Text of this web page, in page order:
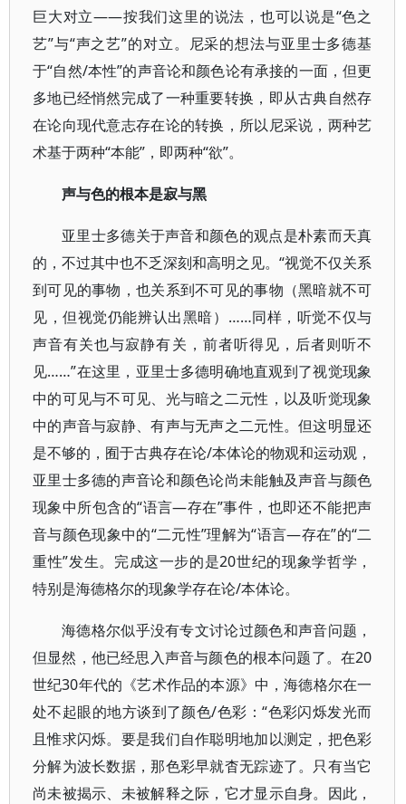
巨大对立——按我们这里的说法，也可以说是“色之
艺”与“声之艺”的对立。尼采的想法与亚里士多德基
于“自然/本性”的声音论和颜色论有承接的一面，但更
多地已经悄然完成了一种重要转换，即从古典自然存
在论向现代意志存在论的转换，所以尼采说，两种艺
术基于两种“本能”，即两种“欲”。
声与色的根本是寂与黑
亚里士多德关于声音和颜色的观点是朴素而天真
的，不过其中也不乏深刻和高明之见。“视觉不仅关系
到可见的事物，也关系到不可见的事物（黑暗就不可
见，但视觉仍能辨认出黑暗）……同样，听觉不仅与
声音有关也与寂静有关，前者听得见，后者则听不
见……”在这里，亚里士多德明确地直观到了视觉现象
中的可见与不可见、光与暗之二元性，以及听觉现象
中的声音与寂静、有声与无声之二元性。但这明显还
是不够的，囿于古典存在论/本体论的物观和运动观，
亚里士多德的声音论和颜色论尚未能触及声音与颜色
现象中所包含的“语言—存在”事件，也即还不能把声
音与颜色现象中的“二元性”理解为“语言—存在”的“二
重性”发生。完成这一步的是20世纪的现象学哲学，
特别是海德格尔的现象学存在论/本体论。
海德格尔似乎没有专文讨论过颜色和声音问题，
但显然，他已经思入声音与颜色的根本问题了。在20
世纪30年代的《艺术作品的本源》中，海德格尔在一
处不起眼的地方谈到了颜色/色彩：“色彩闪烁发光而
且惟求闪烁。要是我们自作聪明地加以测定，把色彩
分解为波长数据，那色彩早就杳无踪迹了。只有当它
尚未被揭示、未被解释之际，它才显示自身。因此，